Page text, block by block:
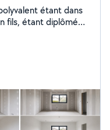
étant dans
fils, étant diplômé
piscine ou
somme nouveau sur